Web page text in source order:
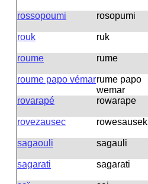
rossopoumi
rosopumi
rouk
ruk
roume
rume
roume papo vémarrume papo
wemar
rovarapé
rowarape
rovezausec
rowesausek
sagaouli
saɡauli
sagarati
saɡarati